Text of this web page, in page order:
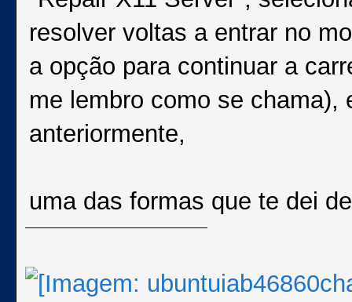
resolver voltas a entrar no
a opção para continuar a
me lembro como se
anteriormente,
uma das formas que te dei